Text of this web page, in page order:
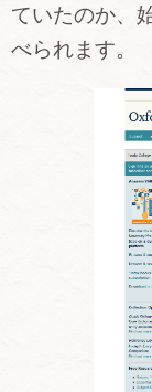
ていたのか、
べられます。